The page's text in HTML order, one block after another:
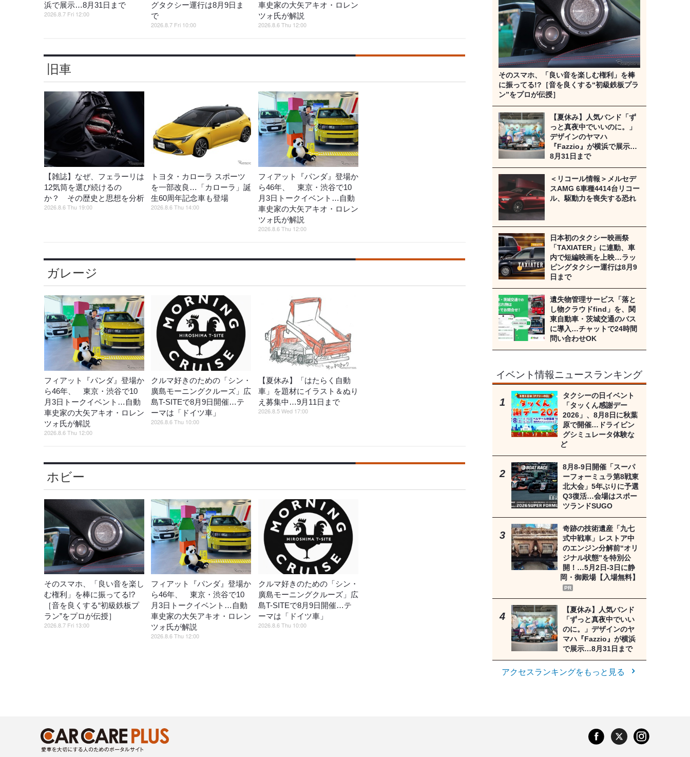
浜で展示…8月31日まで
2026.8.7 Fri 12:00
グタクシー運行は8月9日ま
で
2026.8.7 Fri 10:00
車史家の大矢アキオ・ロレン
ツォ氏が解説
2026.8.6 Thu 12:00
旧車
【雑誌】なぜ、フェラーリは
12気筒を選び続けるの
か？ その歴史と思想を分析
2026.8.6 Thu 19:00
トヨタ・カローラ スポーツ
を一部改良…「カローラ」誕
生60周年記念車も登場
2026.8.6 Thu 14:00
フィアット『パンダ』登場か
ら46年、 東京・渋谷で10
月3日トークイベント…自動
車史家の大矢アキオ・ロレン
ツォ氏が解説
2026.8.6 Thu 12:00
ガレージ
フィアット『パンダ』登場か
ら46年、 東京・渋谷で10
月3日トークイベント…自動
車史家の大矢アキオ・ロレン
ツォ氏が解説
2026.8.6 Thu 12:00
クルマ好きのための「シン・
廣島モーニングクルーズ」広
島T-SITEで8月9日開催…テ
ーマは「ドイツ車」
2026.8.6 Thu 10:00
【夏休み】「はたらく自動
車」を題材にイラスト＆ぬり
え募集中…9月11日まで
2026.8.5 Wed 17:00
ホビー
そのスマホ、「良い音を楽し
む権利」を棒に振ってる!?
［音を良くする“初級鉄板プ
ラン”をプロが伝授］
2026.8.7 Fri 13:00
フィアット『パンダ』登場か
ら46年、 東京・渋谷で10
月3日トークイベント…自動
車史家の大矢アキオ・ロレン
ツォ氏が解説
2026.8.6 Thu 12:00
クルマ好きのための「シン・
廣島モーニングクルーズ」広
島T-SITEで8月9日開催…テ
ーマは「ドイツ車」
2026.8.6 Thu 10:00
そのスマホ、「良い音を楽しむ権利」を棒
に振ってる!?［音を良くする“初級鉄板プラ
ン”をプロが伝授］
【夏休み】人気バンド「ず
っと真夜中でいいのに。」
デザインのヤマハ
『Fazzio』が横浜で展示…
8月31日まで
＜リコール情報＞メルセデ
スAMG 6車種4414台リコー
ル、駆動力を喪失する恐れ
日本初のタクシー映画祭
「TAXIATER」に連動、車
内で短編映画を上映…ラッ
ピングタクシー運行は8月9
日まで
遺失物管理サービス「落と
し物クラウドfind」を、関
東自動車・茨城交通のバス
に導入…チャットで24時間
問い合わせOK
イベント情報ニュースランキング
タクシーの日イベント
「タッくん感謝デー
2026」、8月8日に秋葉
原で開催…ドライビン
グシミュレータ体験な
ど
8月8‐9日開催「スーパ
ーフォーミュラ第8戦東
北大会」5年ぶりに予選
Q3復活…会場はスポー
ツランドSUGO
奇跡の技術遺産「九七
式中戦車」レストア中
のエンジン分解前“オリ
ジナル状態”を特別公
開！…5月2日-3日に静
岡・御殿場【入場無料】
PR
【夏休み】人気バンド
「ずっと真夜中でいい
のに。」デザインのヤ
マハ『Fazzio』が横浜
で展示…8月31日まで
アクセスランキングをもっと見る